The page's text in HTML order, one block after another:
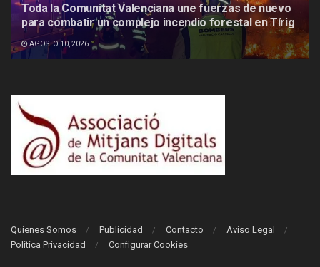
Toda la Comunitat Valenciana une fuerzas de nuevo
para combatir un complejo incendio forestal en Tírig
AGOSTO 10, 2026
Quienes Somos Publicidad Contacto
Aviso Legal
Política Privacidad
Configurar Cookies